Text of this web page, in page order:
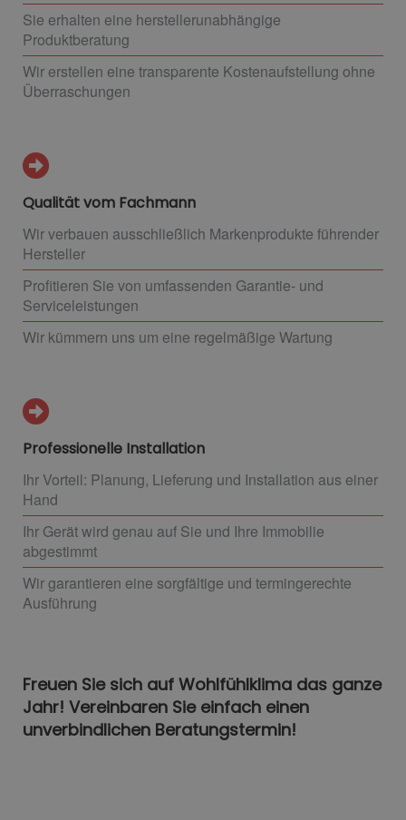
Sie erhalten eine herstellerunabhängige
Produktberatung
Wir erstellen eine transparente Kostenaufstellung ohne
Überraschungen
Qualität vom Fachmann
Wir verbauen ausschließlich Markenprodukte führender
Hersteller
Profitieren Sie von umfassenden Garantie- und
Serviceleistungen
Wir kümmern uns um eine regelmäßige Wartung
Professionelle Installation
Ihr Vorteil: Planung, Lieferung und Installation aus einer
Hand
Ihr Gerät wird genau auf Sie und Ihre Immobilie
abgestimmt
Wir garantieren eine sorgfältige und termingerechte
Ausführung
Freuen Sie sich auf Wohlfühlklima das ganze
Jahr! Vereinbaren Sie einfach einen
unverbindlichen Beratungstermin!